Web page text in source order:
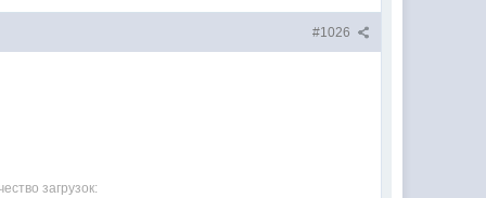
#1026
загрузок: